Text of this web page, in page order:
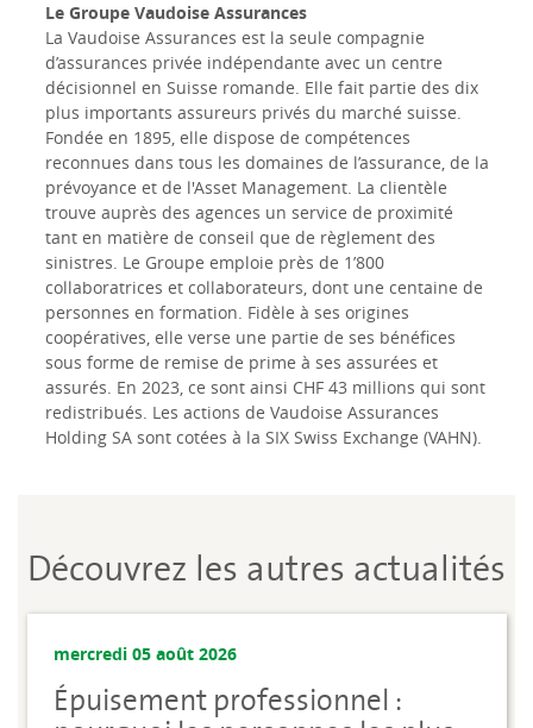
Le Groupe Vaudoise Assurances
La Vaudoise Assurances est la seule compagnie
d’assurances privée indépendante avec un centre
décisionnel en Suisse romande. Elle fait partie des dix
plus importants assureurs privés du marché suisse.
Fondée en 1895, elle dispose de compétences
reconnues dans tous les domaines de l’assurance, de la
prévoyance et de l'Asset Management. La clientèle
trouve auprès des agences un service de proximité
tant en matière de conseil que de règlement des
sinistres. Le Groupe emploie près de 1’800
collaboratrices et collaborateurs, dont une centaine de
personnes en formation. Fidèle à ses origines
coopératives, elle verse une partie de ses bénéfices
sous forme de remise de prime à ses assurées et
assurés. En 2023, ce sont ainsi CHF 43 millions qui sont
redistribués. Les actions de Vaudoise Assurances
Holding SA sont cotées à la SIX Swiss Exchange (VAHN).
Découvrez les autres actualités
mercredi 05 août 2026
Épuisement professionnel :